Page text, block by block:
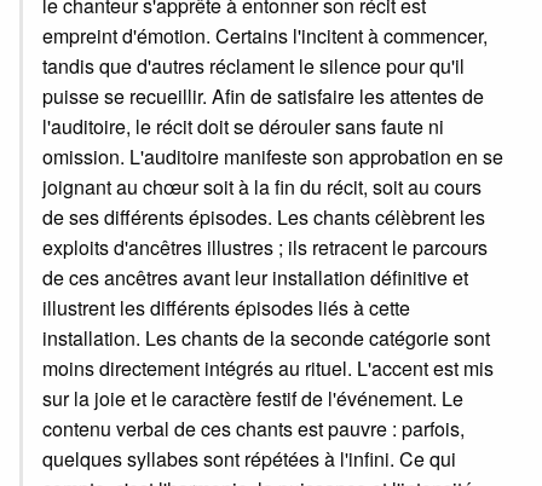
le chanteur s'apprête à entonner son récit est
empreint d'émotion. Certains l'incitent à commencer,
tandis que d'autres réclament le silence pour qu'il
puisse se recueillir. Afin de satisfaire les attentes de
l'auditoire, le récit doit se dérouler sans faute ni
omission. L'auditoire manifeste son approbation en se
joignant au chœur soit à la fin du récit, soit au cours
de ses différents épisodes. Les chants célèbrent les
exploits d'ancêtres illustres ; ils retracent le parcours
de ces ancêtres avant leur installation définitive et
illustrent les différents épisodes liés à cette
installation. Les chants de la seconde catégorie sont
moins directement intégrés au rituel. L'accent est mis
sur la joie et le caractère festif de l'événement. Le
contenu verbal de ces chants est pauvre : parfois,
quelques syllabes sont répétées à l'infini. Ce qui